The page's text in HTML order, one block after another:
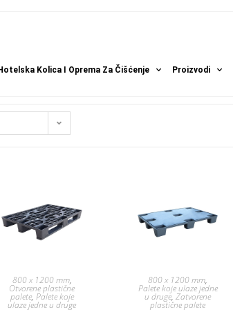
Kolica I Oprema Za Čišćenje Proizvodi
800 x 1200 mm,
Otvorene plastične
palete, Palete koje
ulaze jedne u druge
800 x 1200 mm,
Palete koje ulaze jedne
u druge,Zatvorene
plastične palete